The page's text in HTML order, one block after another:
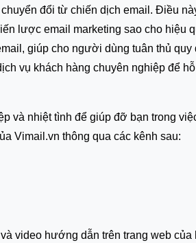
đổi từ chiến dịch email. Điều
lược email marketing sao cho hiệu
giúp cho người dùng tuân thủ quy
vụ khách hàng chuyên nghiệp để
và nhiệt tình để giúp đỡ bạn trong
Vimail.vn thông qua các kênh sau:
video hướng dẫn trên trang web của